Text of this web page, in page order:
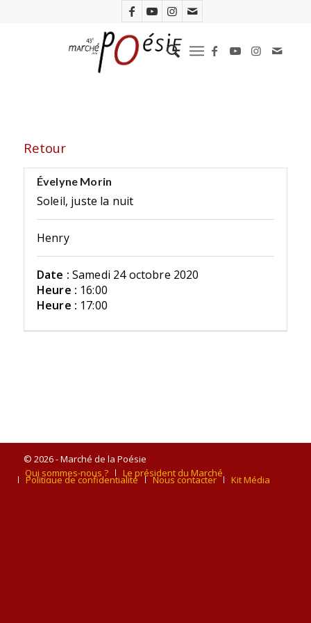
Retour
Évelyne Morin
Soleil, juste la nuit
Henry
Date : Samedi 24 octobre 2020
Heure : 16:00
Heure : 17:00
© 2026 - Marché de la Poésie
Qui sommes-nous ?
Le président du Marché
Politique de confidentialité Nous contacter Kit Média